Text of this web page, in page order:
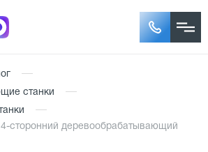
станки
сторонний деревообрабатывающий